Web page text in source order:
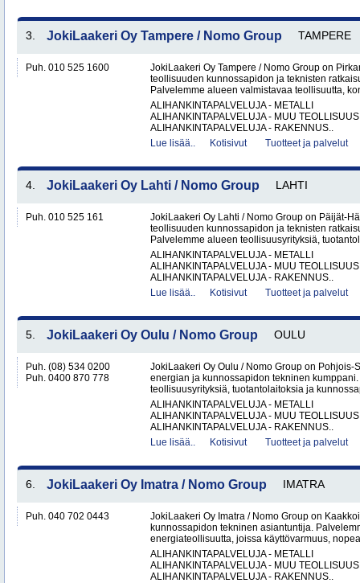
3. JokiLaakeri Oy Tampere / Nomo Group TAMPERE
Puh. 010 525 1600
JokiLaakeri Oy Tampere / Nomo Group on
teollisuuden kunnossapidon ja teknisten
Palvelemme alueen valmistavaa teollisuutta,
ALIHANKINTAPALVELUJA - METALLI
ALIHANKINTAPALVELUJA - MUU TEOLLISUUS
ALIHANKINTAPALVELUJA - RAKENNUS..
Lue lisää..
Kotisivut Tuotteet ja palvelut
4. JokiLaakeri Oy Lahti / Nomo Group LAHTI
Puh. 010 525 161
JokiLaakeri Oy Lahti / Nomo Group on Päijät-
teollisuuden kunnossapidon ja teknisten
Palvelemme alueen teollisuusyrityksiä,
ALIHANKINTAPALVELUJA - METALLI
ALIHANKINTAPALVELUJA - MUU TEOLLISUUS
ALIHANKINTAPALVELUJA - RAKENNUS..
Lue lisää..
Kotisivut Tuotteet ja palvelut
5. JokiLaakeri Oy Oulu / Nomo Group OULU
Puh. (08) 534 0200
Puh. 0400 870 778
JokiLaakeri Oy Oulu / Nomo Group on Pohjois-
energian ja kunnossapidon tekninen
teollisuusyrityksiä, tuotantolaitoksia ja
ALIHANKINTAPALVELUJA - METALLI
ALIHANKINTAPALVELUJA - MUU TEOLLISUUS
ALIHANKINTAPALVELUJA - RAKENNUS..
Lue lisää..
Kotisivut Tuotteet ja palvelut
6. JokiLaakeri Oy Imatra / Nomo Group IMATRA
Puh. 040 702 0443
JokiLaakeri Oy Imatra / Nomo Group on
kunnossapidon tekninen asiantuntija.
energiateollisuutta, joissa käyttövarmuus,
ALIHANKINTAPALVELUJA - METALLI
ALIHANKINTAPALVELUJA - MUU TEOLLISUUS
ALIHANKINTAPALVELUJA - RAKENNUS..